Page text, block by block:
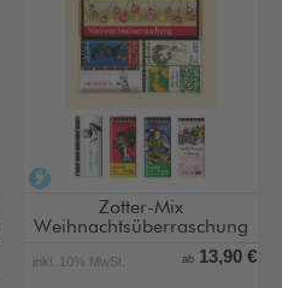
alkoholfrei
Zotter-Mix
Weihnachtsüberraschung
inkl. 10% MwSt. ab 13,90 €